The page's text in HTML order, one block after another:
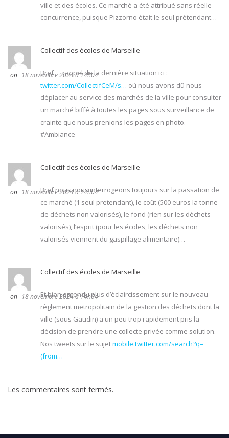
ville et des écoles. Ce marché a été attribué sans réelle
concurrence, puisque Pizzorno était le seul prétendant…
Collectif des écoles de Marseille
18 novembre 2024 à 14h04
Bref … rappel de la dernière situation ici :
twitter.com/CollectifCeM/s… où nous avons dû nous
déplacer au service des marchés de la ville pour consulter
un marché biffé à toutes les pages sous surveillance de
crainte que nous prenions les pages en photo.
#Ambiance
Collectif des écoles de Marseille
18 novembre 2024 à 14h04
Bref nous nous interrogeons toujours sur la passation de
ce marché (1 seul pretendant), le coût (500 euros la tonne
de déchets non valorisés), le fond (rien sur les déchets
valorisés), l’esprit (pour les écoles, les déchets non
valorisés viennent du gaspillage alimentaire)…
Collectif des écoles de Marseille
18 novembre 2024 à 14h04
Et bien entendu plus d’éclaircissement sur le nouveau
règlement metropolitain de la gestion des déchets dont la
ville (sous Gaudin) a un peu trop rapidement pris la
décision de prendre une collecte privée comme solution.
Nos tweets sur le sujetmobile.twitter.com/search?q=
(from…
Les commentaires sont fermés.